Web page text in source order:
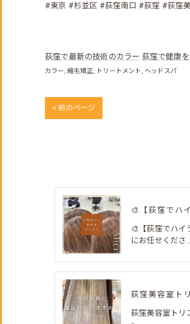
#東京 #杉並区 #荻窪南口 #荻窪 #荻窪
荻窪で最新の技術のカラー 荻窪で健康
カラー 縮毛矯正 トリートメント ヘッドスパ
< 前のページ
🎨【荻窪でハイ
にお任せくださ...
荻窪美容室トリ